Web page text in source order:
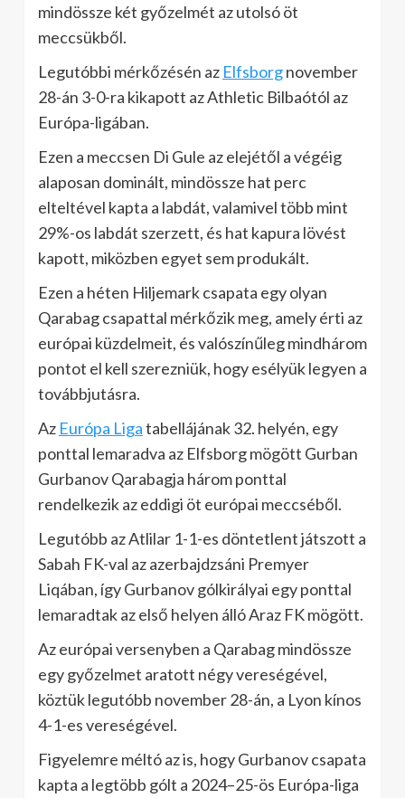
mindössze két győzelmét az utolsó öt
meccsükből.
Legutóbbi mérkőzésén az Elfsborgnovember
28-án 3-0-ra kikapott az Athletic Bilbaótól az
Európa-ligában.
Ezen a meccsen Di Gule az elejétől a végéig
alaposan dominált, mindössze hat perc
elteltével kapta a labdát, valamivel több mint
29%-os labdát szerzett, és hat kapura lövést
kapott, miközben egyet sem produkált.
Ezen a héten Hiljemark csapata egy olyan
Qarabag csapattal mérkőzik meg, amely érti az
európai küzdelmeit, és valószínűleg mindhárom
pontot el kell szerezniük, hogy esélyük legyen a
továbbjutásra.
Az Európa Ligatabellájának 32. helyén, egy
ponttal lemaradva az Elfsborg mögött Gurban
Gurbanov Qarabagja három ponttal
rendelkezik az eddigi öt európai meccséből.
Legutóbb az Atlilar 1-1-es döntetlent játszott a
Sabah FK-val az azerbajdzsáni Premyer
Liqában, így Gurbanov gólkirályai egy ponttal
lemaradtak az első helyen álló Araz FK mögött.
Az európai versenyben a Qarabag mindössze
egy győzelmet aratott négy vereségével,
köztük legutóbb november 28-án, a Lyon kínos
4-1-es vereségével.
Figyelemre méltó az is, hogy Gurbanov csapata
kapta a legtöbb gólt a 2024–25-ös Európa-liga